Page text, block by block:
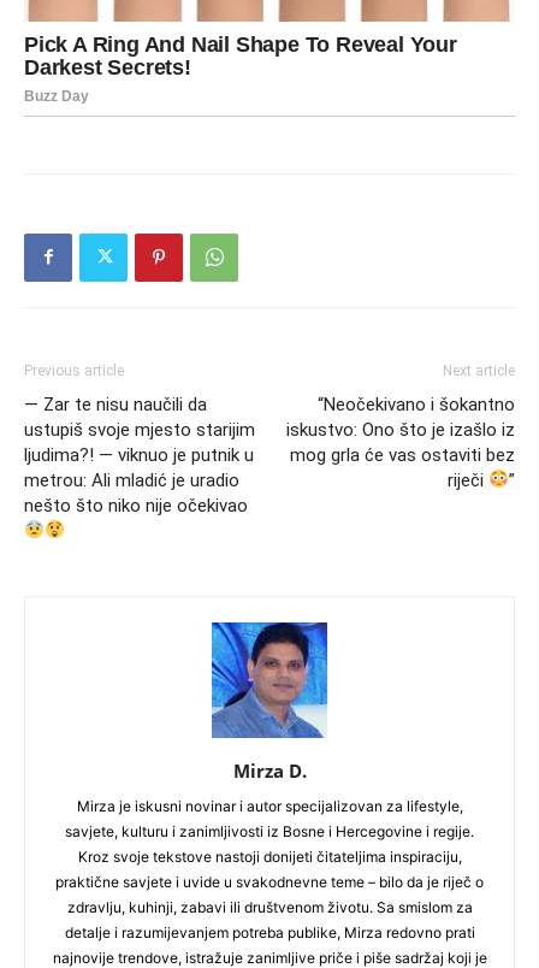
Previous article
— Zar te nisu naučili da
ustupiš svoje mjesto starijim
ljudima?! — viknuo je putnik u
metrou: Ali mladić je uradio
nešto što niko nije očekivao
Next article
“Neočekivano i šokantno
iskustvo: Ono što je izašlo iz
mog grla će vas ostaviti bez
riječi
”
Mirza D.
Mirza je iskusni novinar i autor specijalizovan za lifestyle,
savjete, kulturu i zanimljivosti iz Bosne i Hercegovine i regije.
Kroz svoje tekstove nastoji donijeti čitateljima inspiraciju,
praktične savjete i uvide u svakodnevne teme – bilo da je riječ o
zdravlju, kuhinji, zabavi ili društvenom životu. Sa smislom za
detalje i razumijevanjem potreba publike, Mirza redovno prati
najnovije trendove, istražuje zanimljive priče i piše sadržaj koji je